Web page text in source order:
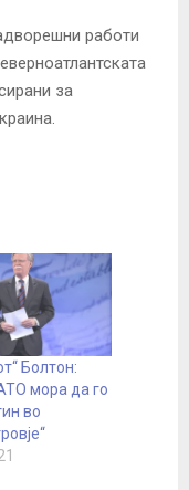
работи
за
Болтон:
мора да го
во